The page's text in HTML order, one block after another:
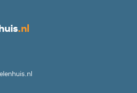
.nl